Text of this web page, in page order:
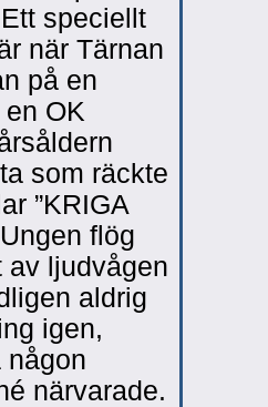
speciellt
när Tärnan
på en
OK
som räckte
”KRIGA
flög
av ljudvågen
aldrig
igen,
någon
närvarade.